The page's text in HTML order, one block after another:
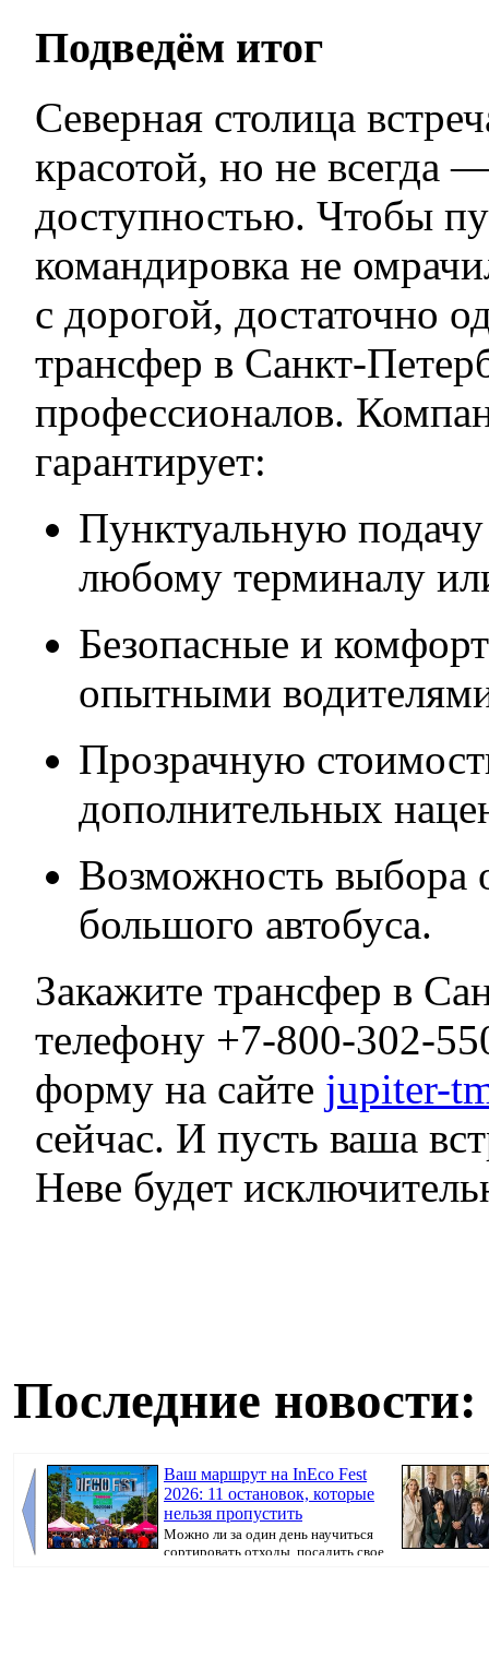
Подведём итог
Северная столица
красотой, но не всегда
доступностью. Чтобы
командировка не
с дорогой, достаточно
трансфер в Санкт-
профессионалов.
гарантирует:
Пунктуальную подачу
любому терминалу
Безопасные и
опытными
Прозрачную
дополнительных
Возможность выбора
большого автобуса.
Закажите трансфер в
телефону +7-800-302-
форму на сайте jupiter-
сейчас. И пусть ваша
Неве будет
Последние новости:
Ваш маршрут на InEco Fest
2026: 11 остановок, которые
нельзя пропустить
Можно ли за один день научиться
сортировать отходы, посадить свое